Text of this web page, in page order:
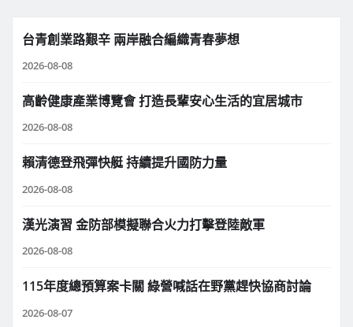
台青創業路艱辛 兩岸融合編織青春夢想
2026-08-08
高齡健康產業博覽會 打造長輩安心生活的宜居城市
2026-08-08
賴清德登飛彈快艇 持續提升國防力量
2026-08-08
漢光演習 金防部模擬聯合火力打擊登陸敵軍
2026-08-08
115年度總預算案卡關 綠營喊話在野黨趕快協商討論
2026-08-07